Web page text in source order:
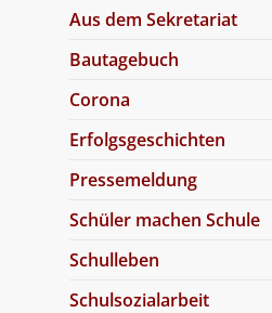
Aus dem Sekretariat
Bautagebuch
Corona
Erfolgsgeschichten
Pressemeldung
Schüler machen Schule
Schulleben
Schulsozialarbeit